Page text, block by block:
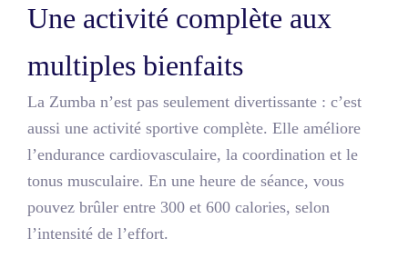
Une activité complète aux
multiples bienfaits
La Zumba n’est pas seulement divertissante : c’est
aussi une activité sportive complète. Elle améliore
l’endurance cardiovasculaire, la coordination et le
tonus musculaire. En une heure de séance, vous
pouvez brûler entre 300 et 600 calories, selon
l’intensité de l’effort.